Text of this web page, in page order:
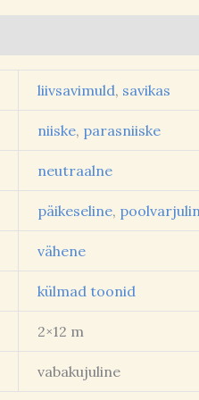
liivsavimuld, savikas
niiske, parasniiske
neutraalne
päikeseline,
vähene
külmad toonid
2×12 m
vabakujuline